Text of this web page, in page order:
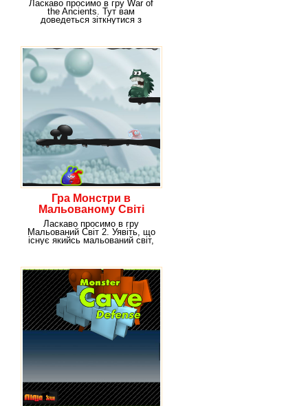
Ласкаво просимо в гру War of
the Ancients. Тут вам
доведеться зіткнутися з
Гра Монстри в
Мальованому Світі
Ласкаво просимо в гру
Мальований Світ 2. Уявіть, що
існує якийсь мальований світ,